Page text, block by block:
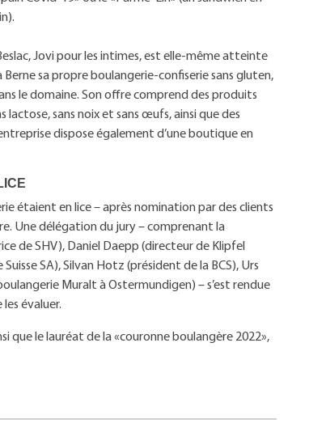
Jovi pour les intimes, est elle-même atteinte
sa propre boulangerie-confiserie sans gluten,
le domaine. Son offre comprend des produits
lactose, sans noix et sans œufs, ainsi que des
dispose également d’une boutique en
étaient en lice – après nomination par des clients
Une délégation du jury – comprenant la
de SHV), Daniel Daepp (directeur de Klipfel
SA), Silvan Hotz (président de la BCS), Urs
Muralt à Ostermundigen) – s’est rendue
évaluer.
que le lauréat de la «couronne boulangère 2022»,